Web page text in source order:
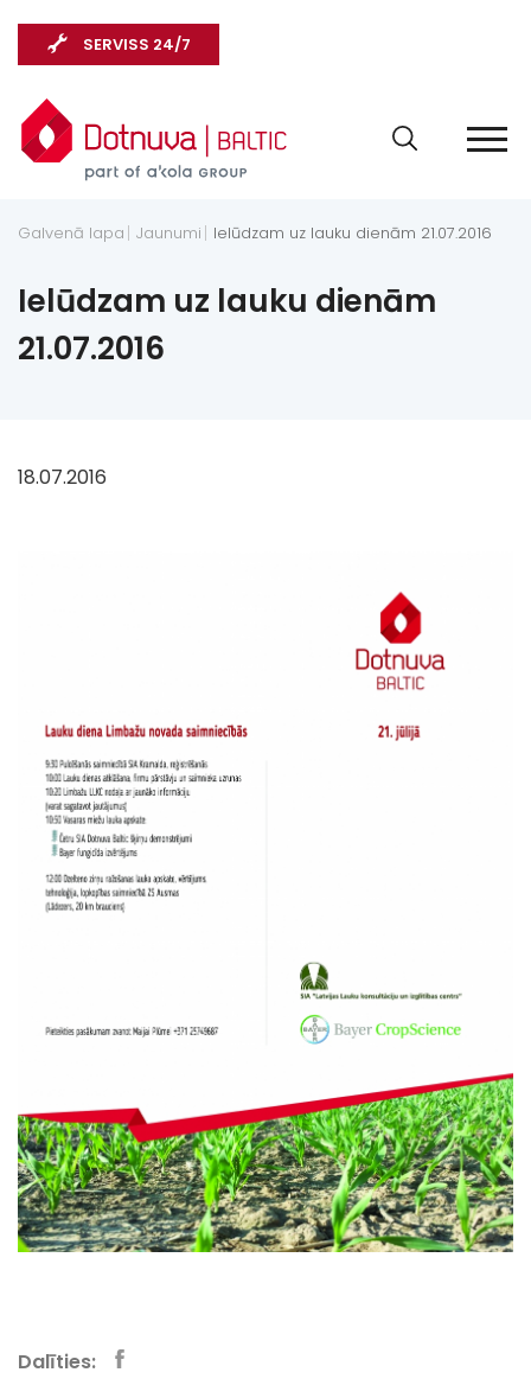
SERVISS 24/7
Galvenā lapa Jaunumi Ielūdzam uz lauku dienām 21.07.2016
Ielūdzam uz lauku dienām
21.07.2016
18.07.2016
Dalīties: